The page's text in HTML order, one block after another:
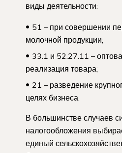
виды деятельности:
51 – при совершении
молочной продукции;
33.1 и 52.27.11 –
реализация товара;
21 – разведение
целях бизнеса.
В большинстве случаев
налогообложения
единый